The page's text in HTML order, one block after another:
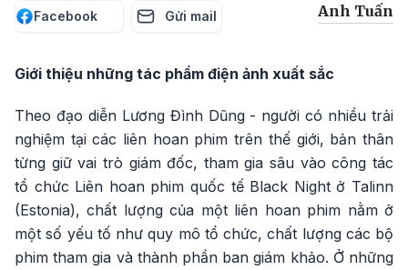
Facebook Gửi mail Anh Tuấn
Giới thiệu những tác phẩm điện ảnh xuất sắc
Theo đạo diễn Lương Đình Dũng - người có nhiều trải
nghiệm tại các liên hoan phim trên thế giới, bản thân
từng giữ vai trò giám đốc, tham gia sâu vào công tác
tổ chức Liên hoan phim quốc tế Black Night ở Talinn
(Estonia), chất lượng của một liên hoan phim nằm ở
một số yếu tố như quy mô tổ chức, chất lượng các bộ
phim tham gia và thành phần ban giám khảo. Ở những